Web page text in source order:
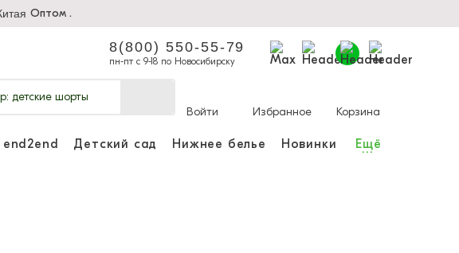
Оптом .
8(800) 550-55-79
пн-пт с 9-18 по Новосибирску
детские шорты
Войти
Избранное Корзина
end2end Детский сад Нижнее белье Новинки Ещё
...